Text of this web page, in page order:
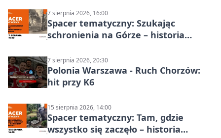
7 sierpnia 2026, 16:00
Spacer tematyczny: Szukając
schronienia na Górze – historia
7 sierpnia 2026, 20:30
Polonia Warszawa - Ruch Chorzów:
hit przy K6
15 sierpnia 2026, 14:00
Spacer tematyczny: Tam, gdzie
wszystko się zaczęło – historia